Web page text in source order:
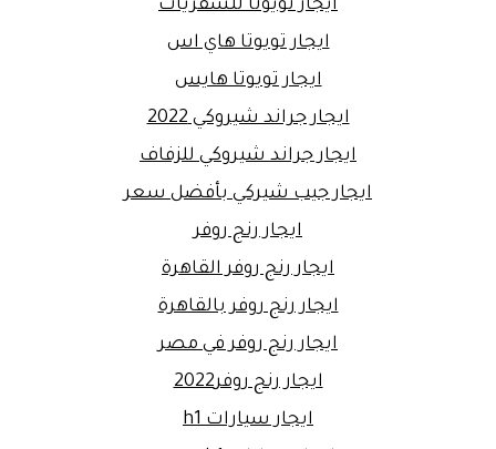
ايجار تويوتا للسفريات
ايجار تويوتا هاي اس
ايجار تويوتا هايس
ايجار جراند شيروكي 2022
ايجار جراند شيروكي للزفاف
ايجار جيب شيركي بأفضل سعر
ايجار رنج روفر
ايجار رنج روفر القاهرة
ايجار رنج روفر بالقاهرة
ايجار رنج روفر في مصر
ايجار رنج روفر2022
ايجار سيارات h1